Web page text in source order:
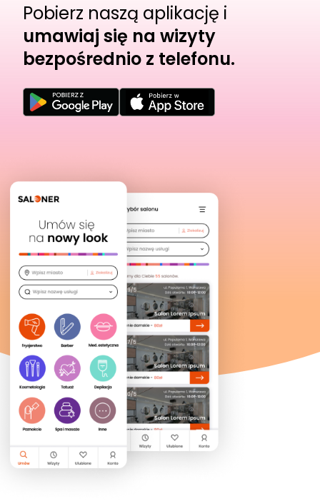
Pobierz naszą aplikację i
umawiaj się na wizyty
bezpośrednio z telefonu.